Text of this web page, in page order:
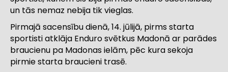
un tās nemaz nebija tik vieglas.
Pirmajā sacensību dienā, 14. jūlijā, pirms starta
sportisti atklāja Enduro svētkus Madonā ar parādes
braucienu pa Madonas ielām, pēc kura sekoja
pirmie starta braucieni trasē.